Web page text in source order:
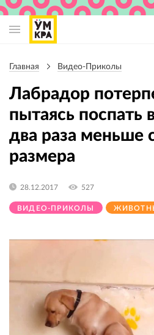
навигации
Главная Видео-Приколы
Лабрадор
пытаясь поспать
два раза меньше
размера
ВИДЕО-ПРИКОЛЫ
28.12.2017 527